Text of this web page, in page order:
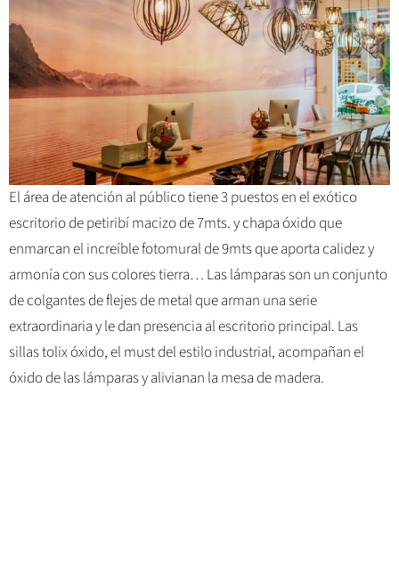
El área de atención al público tiene 3 puestos en el exótico
escritorio de petiribí macizo de 7mts. y chapa óxido que
enmarcan el increíble fotomural de 9mts que aporta calidez y
armonía con sus colores tierra… Las lámparas son un conjunto
de colgantes de flejes de metal que arman una serie
extraordinaria y le dan presencia al escritorio principal. Las
sillas tolix óxido, el must del estilo industrial, acompañan el
óxido de las lámparas y alivianan la mesa de madera.